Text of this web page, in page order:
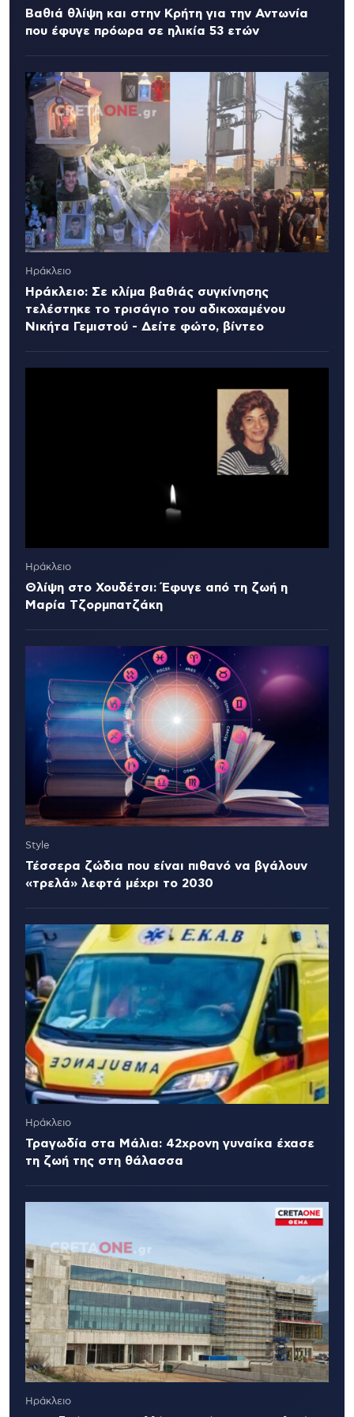
Βαθιά θλίψη και στην Κρήτη για την Αντωνία
που έφυγε πρόωρα σε ηλικία 53 ετών
Ηράκλειο
Ηράκλειο: Σε κλίμα βαθιάς συγκίνησης
τελέστηκε το τρισάγιο του αδικοχαμένου
Νικήτα Γεμιστού - Δείτε φώτο, βίντεο
Ηράκλειο
Θλίψη στο Χουδέτσι: Έφυγε από τη ζωή η
Μαρία Τζορμπατζάκη
Style
Τέσσερα ζώδια που είναι πιθανό να βγάλουν
«τρελά» λεφτά μέχρι το 2030
Ηράκλειο
Τραγωδία στα Μάλια: 42χρονη γυναίκα έχασε
τη ζωή της στη θάλασσα
Ηράκλειο